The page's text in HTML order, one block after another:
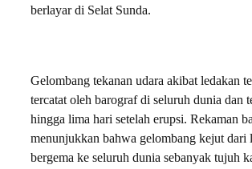
berlayar di Selat Sunda.
Gelombang tekanan udara akibat ledakan
tercatat oleh barograf di seluruh dunia dan
hingga lima hari setelah erupsi. Rekaman
menunjukkan bahwa gelombang kejut dari
bergema ke seluruh dunia sebanyak tujuh